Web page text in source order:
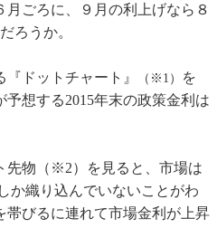
月ごろに、９月の利上げなら８
ろうか。
ドットチャート』 （※1）
を
想する2015年末の政策金利は
物（※2）を見ると、市場は
か織り込んでいないことがわ
帯びるに連れて市場金利が上昇